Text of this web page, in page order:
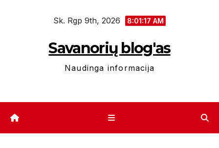
Sk. Rgp 9th, 2026 8:01:18 AM
Savanorių blog'as
Naudinga informacija